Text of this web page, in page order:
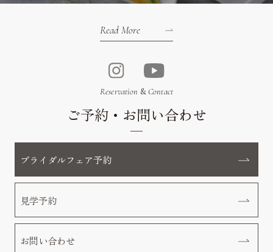
Read More
Reservation &Contact
ご予約・お問い合わせ
ブライダルフェア予約
見学予約
お問い合わせ